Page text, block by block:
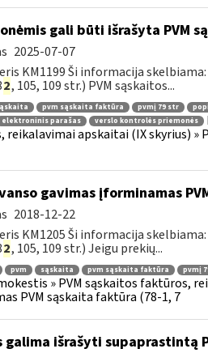
gali būti išrašyta PVM
2025-07-07
KM1199 Ši informacija
2, 105, 109 str.) PVM sąskaitos...
pvm sąskaita faktūra pvmį 79 str
elektroninis parašas verslo kontrolės priemonės
reikalavimai apskaitai (IX skyrius)
gavimas įforminamas
2018-12-22
KM1205 Ši informacija
2, 105, 109 str.) Jeigu prekių...
pvm sąskaita pvm sąskaita faktūra pvmį
» PVM sąskaitos faktūros,
PVM sąskaita faktūra (78-1, 7
galima išrašyti supaprastintą